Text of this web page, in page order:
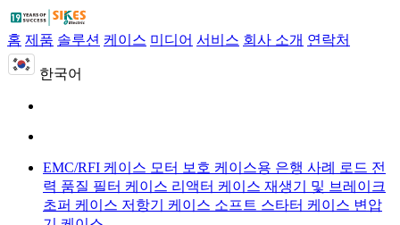
홈 제품 솔루션 케이스 미디어 서비스 회사 소개 연락처
한국어
EMC/RFI 케이스 모터 보호 케이스용 은행 사례 로드 전
력 품질 필터 케이스 리액터 케이스 재생기 및 브레이크
초퍼 케이스 저항기 케이스 소프트 스타터 케이스 변압